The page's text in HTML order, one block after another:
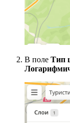
В поле Тип